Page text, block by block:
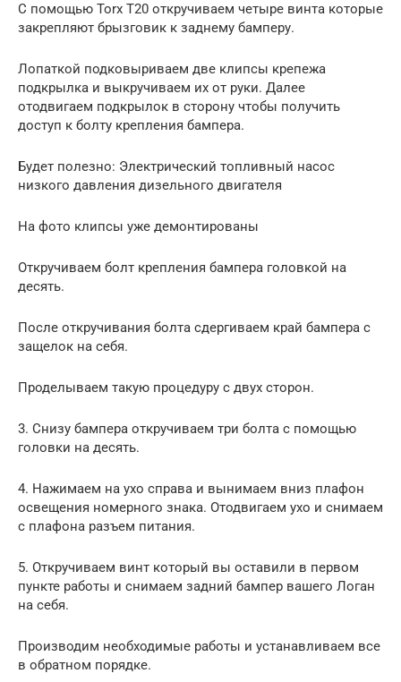
С помощью Torx T20 откручиваем четыре винта которые
закрепляют брызговик к заднему бамперу.
Лопаткой подковыриваем две клипсы крепежа
подкрылка и выкручиваем их от руки. Далее
отодвигаем подкрылок в сторону чтобы получить
доступ к болту крепления бампера.
Будет полезно: Электрический топливный насос
низкого давления дизельного двигателя
На фото клипсы уже демонтированы
Откручиваем болт крепления бампера головкой на
десять.
После откручивания болта сдергиваем край бампера с
защелок на себя.
Проделываем такую процедуру с двух сторон.
3. Снизу бампера откручиваем три болта с помощью
головки на десять.
4. Нажимаем на ухо справа и вынимаем вниз плафон
освещения номерного знака. Отодвигаем ухо и снимаем
с плафона разъем питания.
5. Откручиваем винт который вы оставили в первом
пункте работы и снимаем задний бампер вашего Логан
на себя.
Производим необходимые работы и устанавливаем все
в обратном порядке.